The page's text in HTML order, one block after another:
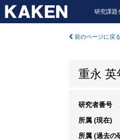
研究課題
前のページに戻る
重永 英
研究者番号
所属 (現在)
所属 (過去の